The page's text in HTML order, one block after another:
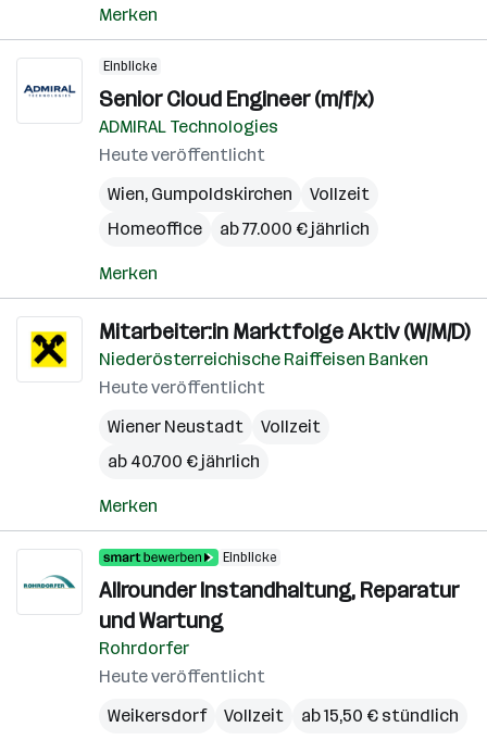
Merken
Einblicke
Senior Cloud Engineer (m/f/x)
ADMIRAL Technologies
Heute veröffentlicht
Wien, Gumpoldskirchen
Vollzeit
Homeoffice
ab 77.000 € jährlich
Merken
Mitarbeiter:in Marktfolge Aktiv (W/M/D)
Niederösterreichische Raiffeisen Banken
Heute veröffentlicht
Wiener Neustadt
Vollzeit
ab 40.700 € jährlich
Merken
Einblicke
Allrounder Instandhaltung, Reparatur
und Wartung
Rohrdorfer
Heute veröffentlicht
Weikersdorf
Vollzeit ab 15,50 € stündlich